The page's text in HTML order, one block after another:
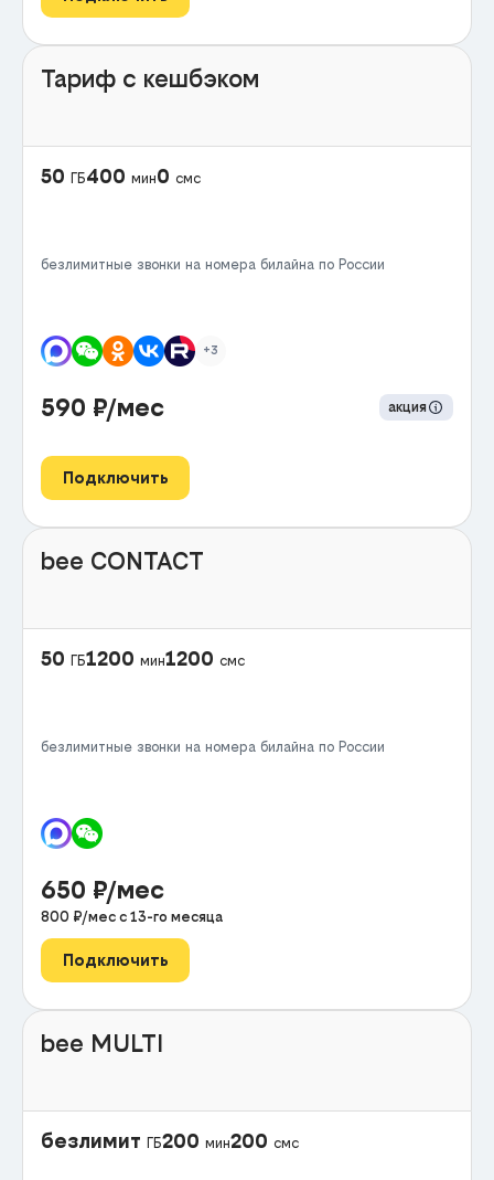
Тариф с кешбэком
50 ГБ400 мин0 смс
безлимитные звонки на номера билайна по России
+3
590 ₽/мес акция
Подключить
bee CONTACT
50 ГБ1200 мин1200 смс
безлимитные звонки на номера билайна по России
650 ₽/мес
800 ₽/мес с 13-го месяца
Подключить
bee MULTI
безлимит ГБ200 мин200 смс